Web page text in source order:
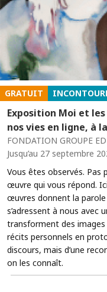
GRATUIT
Exposition Moi et
nos vies en ligne, à
FONDATION GROUPE
Jusqu’au 27 septembre
Vous êtes observés. Pas
œuvre qui vous répond.
œuvres donnent la
s’adressent à nous avec
transforment des
récits personnels en
discours, mais d’une
on les connaît.